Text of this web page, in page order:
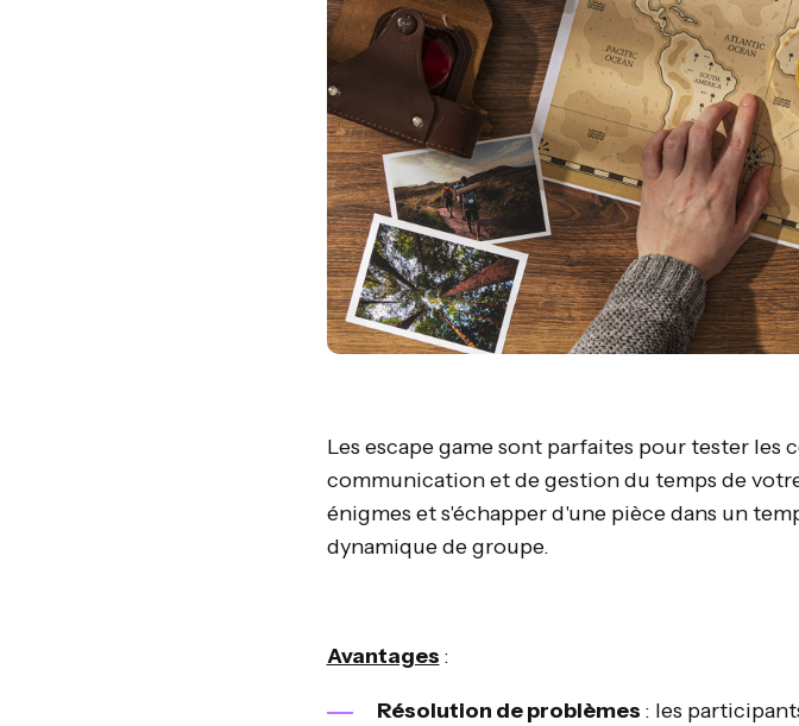
Les escape game sont parfaites pour tester
communication et de gestion du temps de
énigmes et s'échapper d'une pièce dans un
dynamique de groupe.
Avantages :
Résolution de problèmes : les